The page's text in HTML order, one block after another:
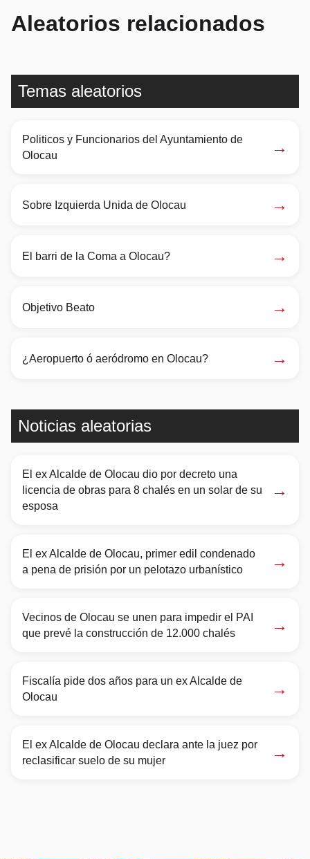
Aleatorios relacionados
Temas aleatorios
Politicos y Funcionarios del Ayuntamiento de
Olocau
→
Sobre Izquierda Unida de Olocau →
El barri de la Coma a Olocau? →
Objetivo Beato →
¿Aeropuerto ó aeródromo en Olocau? →
Noticias aleatorias
El ex Alcalde de Olocau dio por decreto una
licencia de obras para 8 chalés en un solar de su
esposa
→
El ex Alcalde de Olocau, primer edil condenado
a pena de prisión por un pelotazo urbanístico
→
Vecinos de Olocau se unen para impedir el PAI
que prevé la construcción de 12.000 chalés
→
Fiscalía pide dos años para un ex Alcalde de
Olocau
→
El ex Alcalde de Olocau declara ante la juez por
reclasificar suelo de su mujer
→